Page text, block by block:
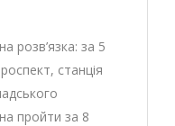
розв’язка: за 5
станція
пройти за 8